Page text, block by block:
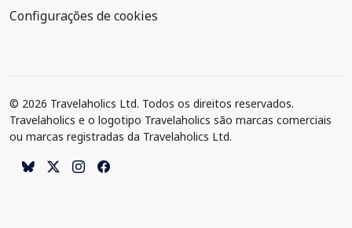
Configurações de cookies
© 2026 Travelaholics Ltd. Todos os direitos reservados.
Travelaholics e o logotipo Travelaholics são marcas comerciais
ou marcas registradas da Travelaholics Ltd.